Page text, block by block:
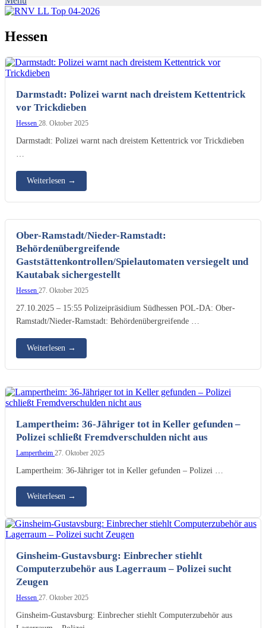
Hessen
Darmstadt: Polizei warnt nach dreistem Kettentrick
vor Trickdieben
Hessen 28. Oktober 2025
Darmstadt: Polizei warnt nach dreistem Kettentrick vor Trickdieben
Weiterlesen →
Ober-Ramstadt/Nieder-Ramstadt:
Behördenübergreifende
Gaststättenkontrollen/Spielautomaten versiegelt und
Kautabak sichergestellt
Hessen 27. Oktober 2025
27.10.2025 – 15:55 Polizeipräsidium Südhessen POL-DA: Ober-
Ramstadt/Nieder-Ramstadt: Behördenübergreifende …
Weiterlesen →
Lampertheim: 36-Jähriger tot in Keller gefunden –
Polizei schließt Fremdverschulden nicht aus
Lampertheim 27. Oktober 2025
Lampertheim: 36-Jähriger tot in Keller gefunden – Polizei …
Weiterlesen →
Ginsheim-Gustavsburg: Einbrecher stiehlt
Computerzubehör aus Lagerraum – Polizei sucht
Zeugen
Hessen 27. Oktober 2025
Ginsheim-Gustavsburg: Einbrecher stiehlt Computerzubehör aus